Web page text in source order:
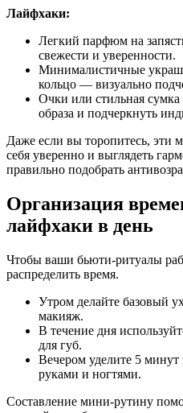
Лайфхаки:
Легкий парфюм на
свежести и уверенности.
Минималистичные
кольцо — визуально
Очки или стильная
образа и подчеркнуть
Даже если вы торопитесь, эти
себя уверенно и выглядеть
правильно подобрать
Организация
лайфхаки в день
Чтобы ваши бьюти-ритуалы
распределить время.
Утром делайте базовый
макияж.
В течение дня
для губ.
Вечером уделите 5 минут
руками и ногтями.
Составление мини-рутину